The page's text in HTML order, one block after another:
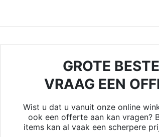
GROTE
VRAAG EEN
Wist u dat u vanuit onze online
ook een offerte aan kan vragen?
items kan al vaak een scherpere